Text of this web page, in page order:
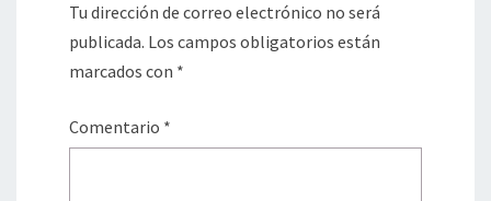
Tu dirección de correo electrónico no será
publicada. Los campos obligatorios están
marcados con *
Comentario *